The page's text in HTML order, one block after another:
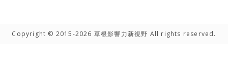
Copyright © 2015-2026 草根影響力新視野 All rights reserved.